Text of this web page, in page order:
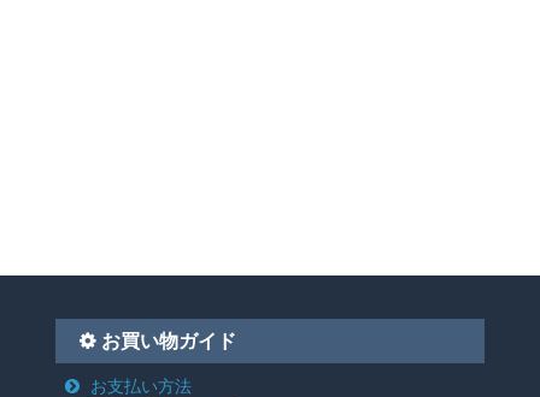
お買い物ガイド
お支払い方法